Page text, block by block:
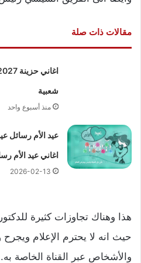
مقالات ذات صلة
شعبية
منذ أسبوع واحد
اغاني عيد الأم
2026-02-13
هذا وهناك تجاوزات كثيرة
حيث انه لا يحترم الإعلام ويجرح
والأشخاص عبر القناة الخاصة به.